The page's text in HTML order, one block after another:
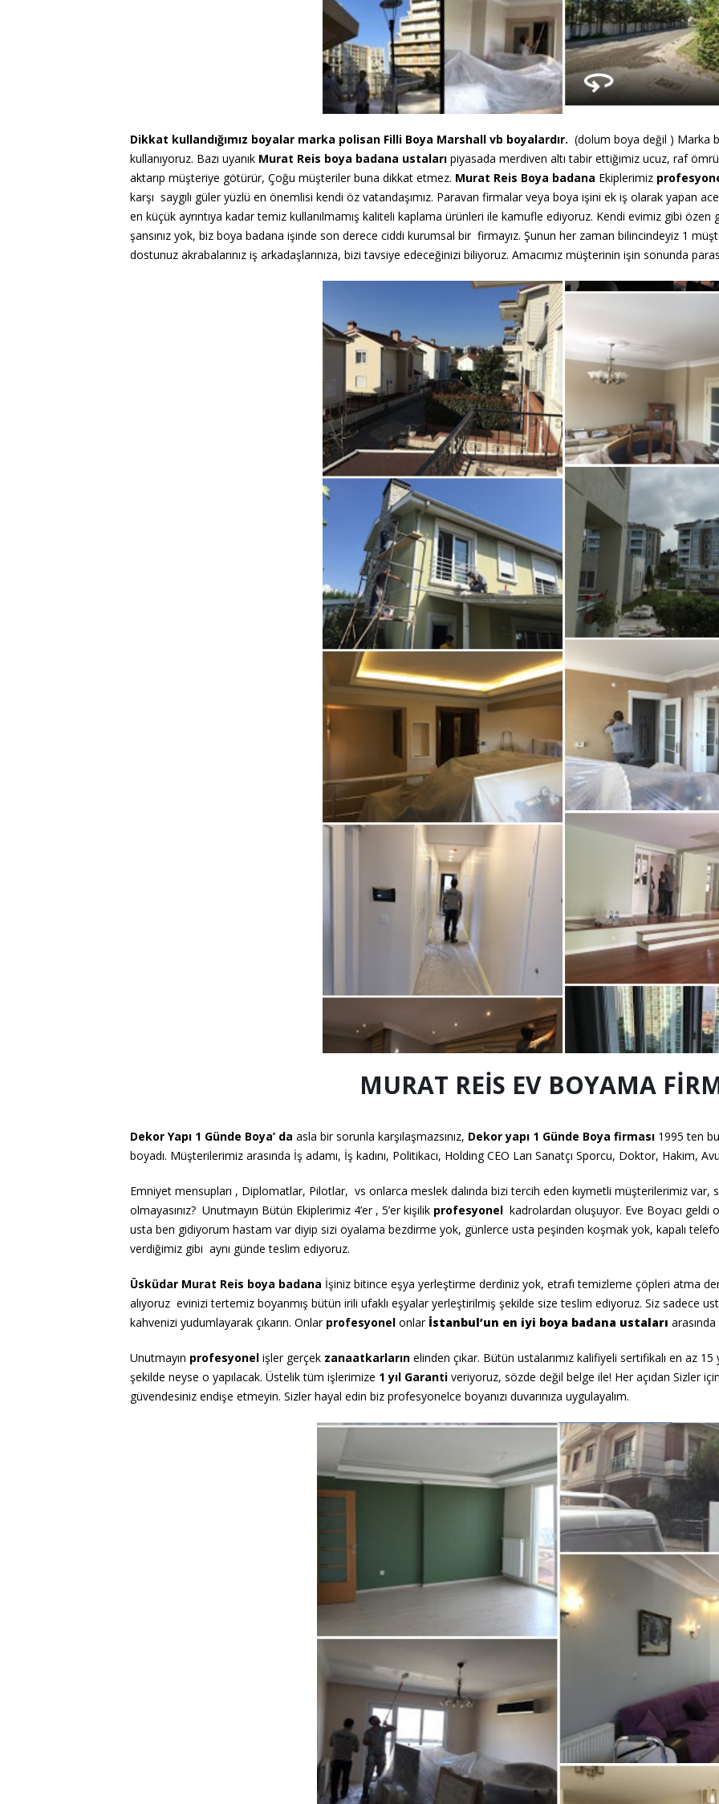
Dikkat kullandığımız boyalar marka polisan Filli Boya Marshall vb boyalardır. (dolum boya değil ) Marka
kullanıyoruz. Bazı uyanık Murat Reis boya badana ustaları piyasada merdiven altı tabir ettiğimiz ucuz, raf
aktarıp müşteriye götürür, Çoğu müşteriler buna dikkat etmez. Murat Reis Boya badana Ekiplerimiz
karşı saygılı güler yüzlü en önemlisi kendi öz vatandaşımız. Paravan firmalar veya boya işini ek iş olarak yapan
en küçük ayrıntıya kadar temiz kullanılmamış kaliteli kaplama ürünleri ile kamufle ediyoruz. Kendi evimiz gibi özen
şansınız yok, biz boya badana işinde son derece ciddi kurumsal bir firmayız. Şunun her zaman bilincindeyiz 1
dostunuz akrabalarınız iş arkadaşlarınıza, bizi tavsiye edeceğinizi biliyoruz. Amacımız müşterinin işin sonunda
MURAT REİS EV BOYAMA
Dekor Yapı 1 Günde Boya’ da asla bir sorunla karşılaşmazsınız, Dekor yapı 1 Günde Boya firması 1995 ten
boyadı. Müşterilerimiz arasında İş adamı, İş kadını, Politikacı, Holding CEO Ları Sanatçı Sporcu, Doktor, Hakim,
Emniyet mensupları , Diplomatlar, Pilotlar, vs onlarca meslek dalında bizi tercih eden kıymetli müşterilerimiz
olmayasınız? Unutmayın Bütün Ekiplerimiz 4’er , 5’er kişilik profesyonel kadrolardan oluşuyor. Eve Boyacı geldi
usta ben gidiyorum hastam var diyip sizi oyalama bezdirme yok, günlerce usta peşinden koşmak yok, kapalı
verdiğimiz gibi aynı günde teslim ediyoruz.
Üsküdar Murat Reis boya badana İşiniz bitince eşya yerleştirme derdiniz yok, etrafı temizleme çöpleri atma
alıyoruz evinizi tertemiz boyanmış bütün irili ufaklı eşyalar yerleştirilmiş şekilde size teslim ediyoruz. Siz sadece
kahvenizi yudumlayarak çıkarın. Onlar profesyonel onlar İstanbul’un en iyi boya badana ustaları
Unutmayın profesyonel işler gerçek zanaatkarların elinden çıkar. Bütün ustalarımız kalifiyeli sertifikalı en az
şekilde neyse o yapılacak. Üstelik tüm işlerimize 1 yıl Garanti veriyoruz, sözde değil belge ile! Her açıdan Sizler
güvendesiniz endişe etmeyin. Sizler hayal edin biz profesyonelce boyanızı duvarınıza uygulayalım.